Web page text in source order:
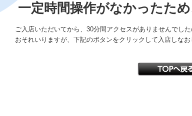
一定時間操作がなかったた
ご入店いただいてから、30分間アクセスがありませんでし
おそれいりますが、下記のボタンをクリックして入店しなお